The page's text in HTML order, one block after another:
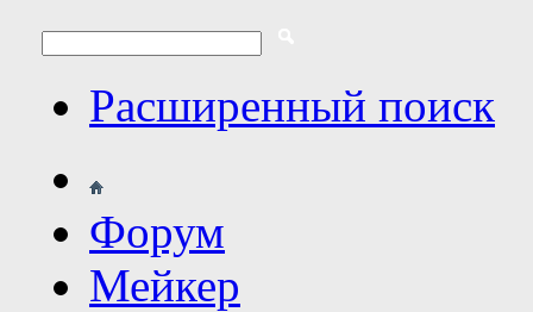
Расширенный поиск
Форум
Мейкер